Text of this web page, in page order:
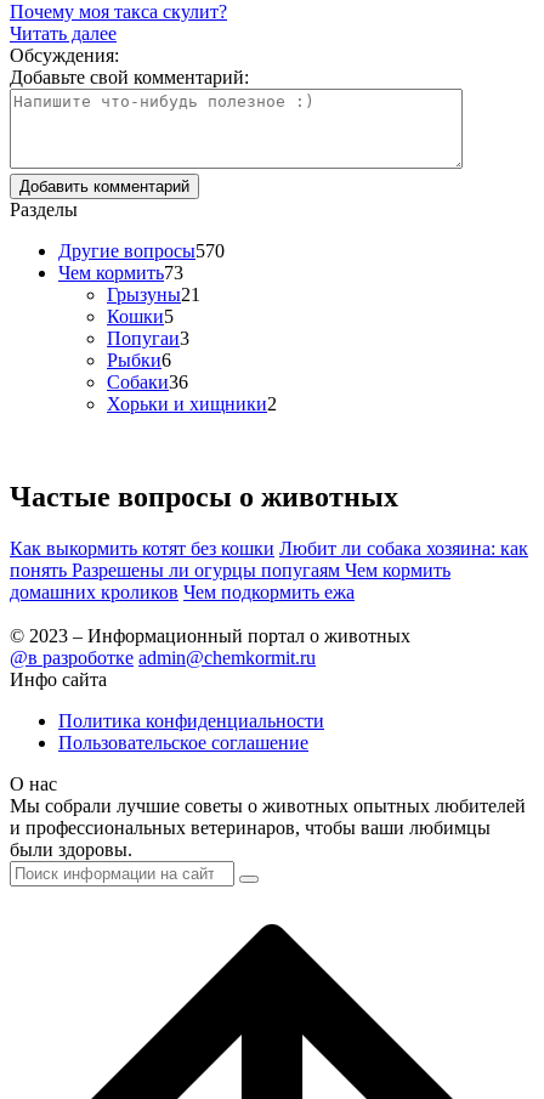
Почему моя такса скулит?
Читать далее
Обсуждения:
Добавьте свой комментарий:
Разделы
Другие вопросы570
Чем кормить73
Грызуны21
Кошки5
Попугаи3
Рыбки6
Собаки36
Хорьки и хищники2
Частые вопросы о животных
Как выкормить котят без кошки Любит ли собака хозяина: как
понять Разрешены ли огурцы попугаям Чем кормить
домашних кроликов Чем подкормить ежа
© 2023 – Информационный портал о животных
@в разроботке admin@chemkormit.ru
Инфо сайта
Политика конфиденциальности
Пользовательское соглашение
О нас
Мы собрали лучшие советы о животных опытных любителей
и профессиональных ветеринаров, чтобы ваши любимцы
были здоровы.